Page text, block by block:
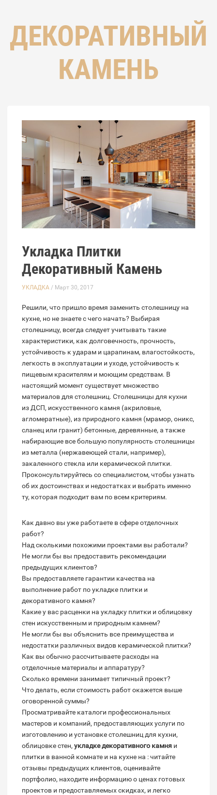
ДЕКОРАТИВНЫЙ
КАМЕНЬ
Укладка Плитки
Декоративный Камень
УКЛАДКА / Март 30, 2017
Решили, что пришло время заменить столешницу на
кухне, но не знаете с чего начать? Выбирая
столешницу, всегда следует учитывать такие
характеристики, как долговечность, прочность,
устойчивость к ударам и царапинам, влагостойкость,
легкость в эксплуатации и уходе, устойчивость к
пищевым красителям и моющим средствам. В
настоящий момент существует множество
материалов для столешниц. Столешницы для кухни
из ДСП, искусственного камня (акриловые,
агломератные), из природного камня (мрамор, оникс,
сланец или гранит) бетонные, деревянные, а также
набирающие все большую популярность столешницы
из металла (нержавеющей стали, например),
закаленного стекла или керамической плитки.
Проконсультируйтесь со специалистом, чтобы узнать
об их достоинствах и недостатках и выбрать именно
ту, которая подходит вам по всем критериям.
Как давно вы уже работаете в сфере отделочных
работ?
Над сколькими похожими проектами вы работали?
Не могли бы вы предоставить рекомендации
предыдущих клиентов?
Вы предоставляете гарантии качества на
выполнение работ по укладке плитки и
декоративного камня?
Какие у вас расценки на укладку плитки и облицовку
стен искусственным и природным камнем?
Не могли бы вы объяснить все преимущества и
недостатки различных видов керамической плитки?
Как вы обычно рассчитываете расходы на
отделочные материалы и аппаратуру?
Сколько времени занимает типичный проект?
Что делать, если стоимость работ окажется выше
оговоренной суммы?
Просматривайте каталоги профессиональных
мастеров и компаний, предоставляющих услуги по
изготовлению и установке столешниц для кухни,
облицовке стен, укладке декоративного камня и
плитки в ванной комнате и на кухне на : читайте
отзывы предыдущих клиентов, оценивайте
портфолио, находите информацию о ценах готовых
проектов и предоставляемых скидках, и легко